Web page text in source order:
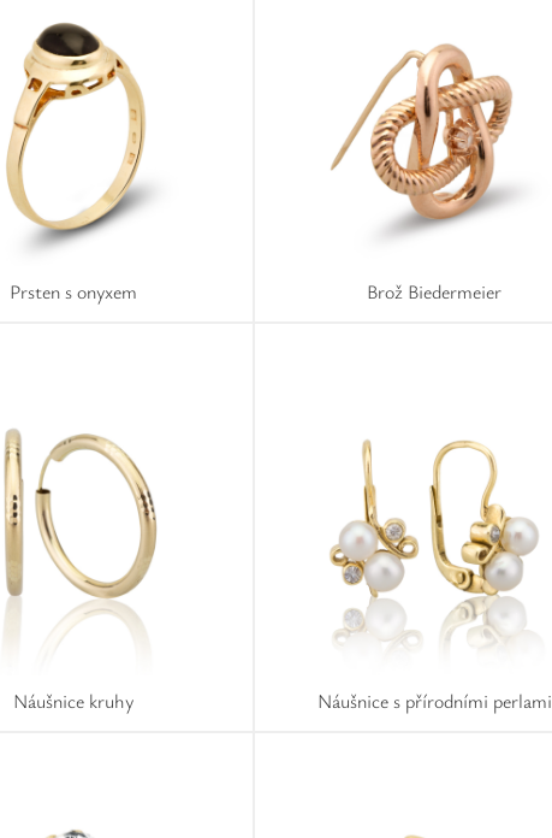
Prsten s onyxem Brož Biedermeier
Náušnice kruhy Náušnice s přírodními perlami